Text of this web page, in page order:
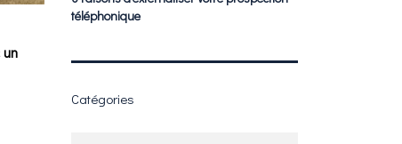
téléphonique
Catégories